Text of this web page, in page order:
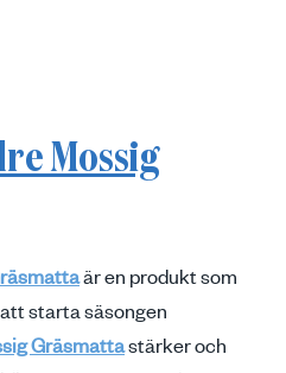
Mossig
är en produkt som
starta säsongen
Gräsmattastärker och